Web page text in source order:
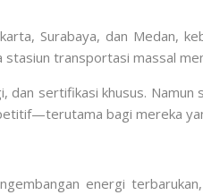
Surabaya, dan Medan,
transportasi massal
sertifikasi khusus.
bagi mereka
energi